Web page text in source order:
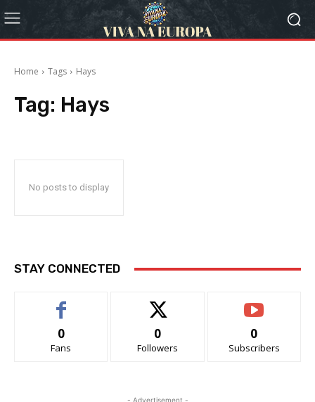
Home Tags Hays
Tag: Hays
No posts to display
STAY CONNECTED
0
Fans
0
Followers
0
Subscribers
- Advertisement -